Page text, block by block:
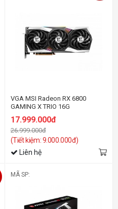
VGA MSI Radeon RX 6800
GAMING X TRIO 16G
17.999.000đ
26.999.000đ
(Tiết kiệm: 9.000.000đ)
Liên hệ
MÃ SP: